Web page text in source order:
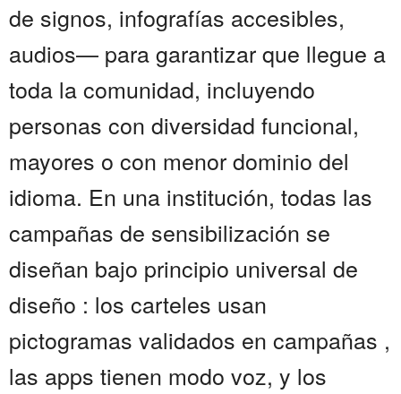
de signos, infografías accesibles,
audios— para garantizar que llegue a
toda la comunidad, incluyendo
personas con diversidad funcional,
mayores o con menor dominio del
idioma. En una institución, todas las
campañas de sensibilización se
diseñan bajo principio universal de
diseño : los carteles usan
pictogramas validados en campañas ,
las apps tienen modo voz, y los